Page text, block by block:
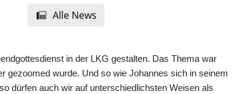
Alle News
in der LKG gestalten. Das Thema war
gezoomed wurde. Und so wie Johannes sich in seinem
dürfen auch wir auf unterschiedlichsten Weisen als